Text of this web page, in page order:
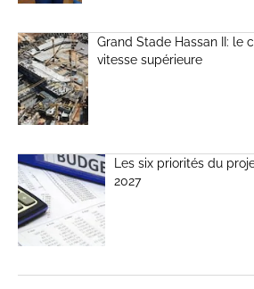
Grand Stade Hassan II: le
vitesse supérieure
Les six priorités du
2027